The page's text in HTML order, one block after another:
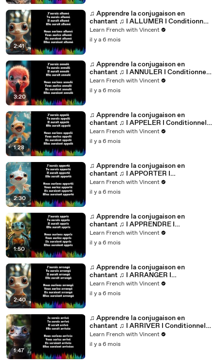
2:41
♫ Apprendre la conjugaison en
chantant ♫ I ALLUMER I Conditionnel
Passé_
Learn French with Vincent
il y a 6 mois
3:20
♫ Apprendre la conjugaison en
chantant ♫ I ANNULER I Conditionnel
Passé_
Learn French with Vincent
il y a 6 mois
1:28
♫ Apprendre la conjugaison en
chantant ♫ I APPELER I Conditionnel
Passé_
Learn French with Vincent
il y a 6 mois
2:30
♫ Apprendre la conjugaison en
chantant ♫ I APPORTER I
Conditionnel Passé_
Learn French with Vincent
il y a 6 mois
1:50
♫ Apprendre la conjugaison en
chantant ♫ I APPRENDRE I
Conditionnel Passé_
Learn French with Vincent
il y a 6 mois
2:40
♫ Apprendre la conjugaison en
chantant ♫ I ARRANGER I
Conditionnel Passé_
Learn French with Vincent
il y a 6 mois
1:47
♫ Apprendre la conjugaison en
chantant ♫ I ARRIVER I Conditionnel
Passé_
Learn French with Vincent
il y a 6 mois